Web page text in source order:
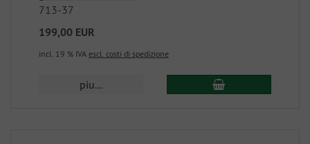
713-37
199,00 EUR
incl. 19 % IVA escl. costi di spedizione
piu...